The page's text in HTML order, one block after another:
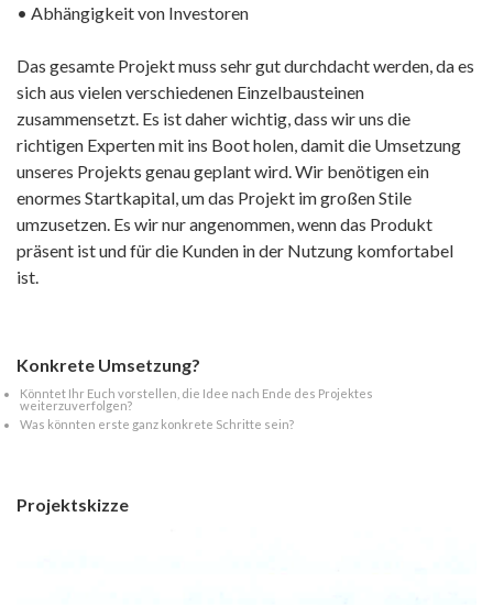
• Abhängigkeit von Investoren
Das gesamte Projekt muss sehr gut durchdacht werden, da es
sich aus vielen verschiedenen Einzelbausteinen
zusammensetzt. Es ist daher wichtig, dass wir uns die
richtigen Experten mit ins Boot holen, damit die Umsetzung
unseres Projekts genau geplant wird. Wir benötigen ein
enormes Startkapital, um das Projekt im großen Stile
umzusetzen. Es wir nur angenommen, wenn das Produkt
präsent ist und für die Kunden in der Nutzung komfortabel
ist.
Konkrete Umsetzung?
Könntet Ihr Euch vorstellen, die Idee nach Ende des Projektes
weiterzuverfolgen?
Was könnten erste ganz konkrete Schritte sein?
Projektskizze